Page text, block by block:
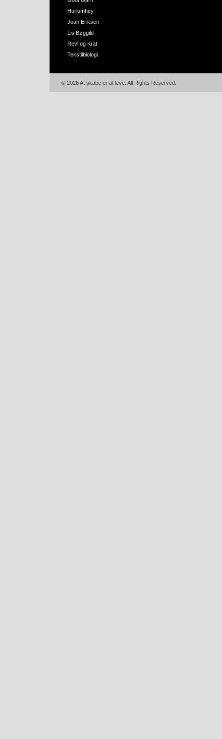
Hurlumhey
Joan Eriksen
Lis Bøggild
Revl og Krat
Tekstilbiologi
© 2026 At skabe er at leve. All Rights Reserved.